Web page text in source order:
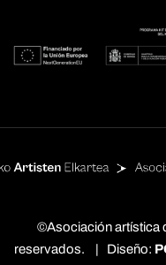
©Asociación artística
reservados. | Diseño: